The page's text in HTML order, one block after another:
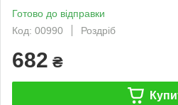
Готово до відправки
Код: 00990
Роздріб
682 ₴